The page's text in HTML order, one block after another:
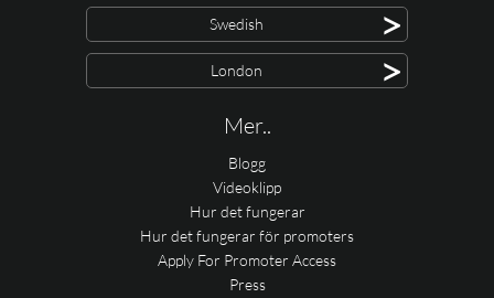
Swedish >
London >
Mer..
Blogg
Videoklipp
Hur det fungerar
Hur det fungerar för promoters
Apply For Promoter Access
Press